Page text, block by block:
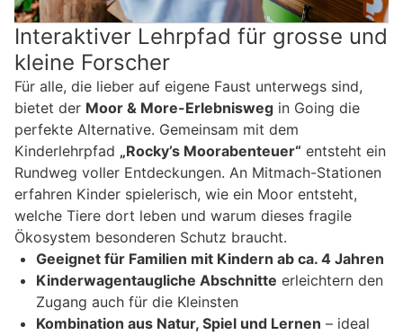
Interaktiver Lehrpfad für grosse und
kleine Forscher
Für alle, die lieber auf eigene Faust unterwegs sind,
bietet der Moor & More-Erlebnisweg in Going die
perfekte Alternative. Gemeinsam mit dem
Kinderlehrpfad „Rocky’s Moorabenteuer“ entsteht ein
Rundweg voller Entdeckungen. An Mitmach-Stationen
erfahren Kinder spielerisch, wie ein Moor entsteht,
welche Tiere dort leben und warum dieses fragile
Ökosystem besonderen Schutz braucht.
Geeignet für Familien mit Kindern ab ca. 4 Jahren
Kinderwagentaugliche Abschnitte erleichtern den
Zugang auch für die Kleinsten
Kombination aus Natur, Spiel und Lernen – ideal